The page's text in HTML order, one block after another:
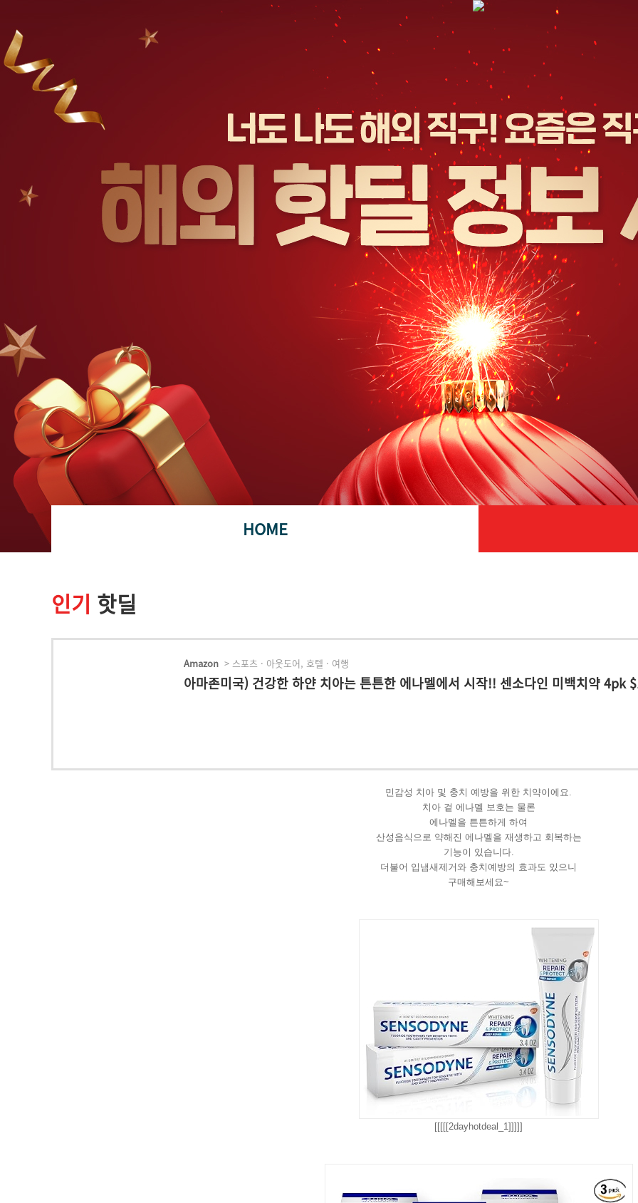
HOME
인기 핫딜
Amazon > 스포츠 · 아웃도어, 호텔 · 여행
아마존미국) 건강한 하얀 치아는 튼튼한 에나멜에서 시작!! 센소다인 미백치약 4pk
민감성 치아 및 충치 예방을 위한 치약이에요.
치아 겉 에나멜 보호는 물론
에나멜을 튼튼하게 하여
산성음식으로 약해진 에나멜을 재생하고 회복하는
기능이 있습니다.
더불어 입냄새제거와 충치예방의 효과도 있으니
구매해보세요~
[[[[[2dayhotdeal_1]]]]]